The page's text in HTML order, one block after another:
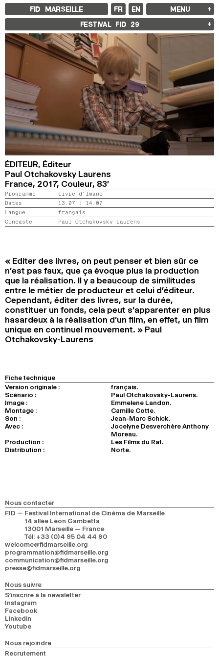
FID MARSEILLE FR EN MENU
À PROPOS
LE FID À L’ANNÉE
ÉDUCATION À L’IMAGE
À L’INTERNATIONAL
LIVRES ET REVUES
LES ENGAGEMENTS
FESTIVAL FID 37
PALMARÈS
PROGRAMMATION
RÉTROSPECTIVE
FOCUS
JURY ET PRIX
PROS ET PRESSE
TARIFS
CALENDRIER
FID CAMPUS 13
ARCHIVES
2025
2024
2023
2022
2021
2020
2019
2018
FESTIVAL FID 29
ÉDITEUR, Éditeur
Paul Otchakovsky Laurens
France, 2017, Couleur, 83’
Programme
Livre d’Image
Dates
13.07 ; 14.07
Langue
français
Cinéaste
Paul Otchakovsky Laurens
« Editer des livres, on peut penser et bien sûr ce
n’est pas faux, que ça évoque plus la production
que la réalisation. Il y a beaucoup de similitudes
entre le métier de producteur et celui d’éditeur.
Cependant, éditer des livres, sur la durée,
constituer un fonds, cela peut s’apparenter en plus
hasardeux à la réalisation d’un film, en effet, un film
unique en continuel mouvement. » Paul
Otchakovsky-Laurens
Fiche technique
Version originale :
français.
Scénario :
Paul Otchakovsky-Laurens.
Image :
Emmelene Landon.
Montage :
Camille Cotte.
Son :
Jean-Marc Schick.
Avec :
Jocelyne Desverchère Anthony
Moreau.
Production :
Les Films du Rat.
Distribution :
Norte.
Nous contacter
FID — Festival International de Cinéma de Marseille
14 allée Léon Gambetta
13001 Marseille — France
Tél: +33 (0)4 95 04 44 90
welcome@fidmarseille.org
programmation@fidmarseille.org
communication@fidmarseille.org
presse@fidmarseille.org
Nous suivre
S’inscrire à la newsletter
Instagram
Facebook
Linkedin
Youtube
Nous rejoindre
Recrutement